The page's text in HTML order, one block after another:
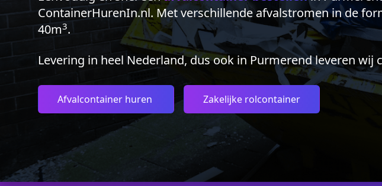
ContainerHurenIn.nl. Met verschillende afvalstromen in de
40m3.
Levering in heel Nederland, dus ook in Purmerend leveren wij
Afvalcontainer huren Zakelijke rolcontainer